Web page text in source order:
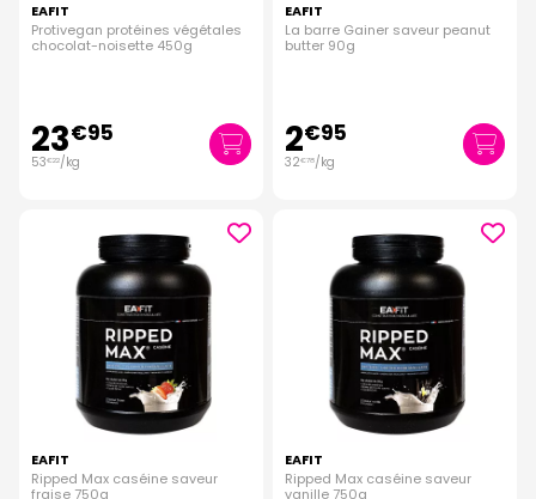
EAFIT
Protivegan protéines végétales
chocolat-noisette 450g
23€95
53€22/kg
EAFIT
La barre Gainer saveur peanut
butter 90g
2€95
32€78/kg
EAFIT
Ripped Max caséine saveur
fraise 750g
EAFIT
Ripped Max caséine saveur
vanille 750g